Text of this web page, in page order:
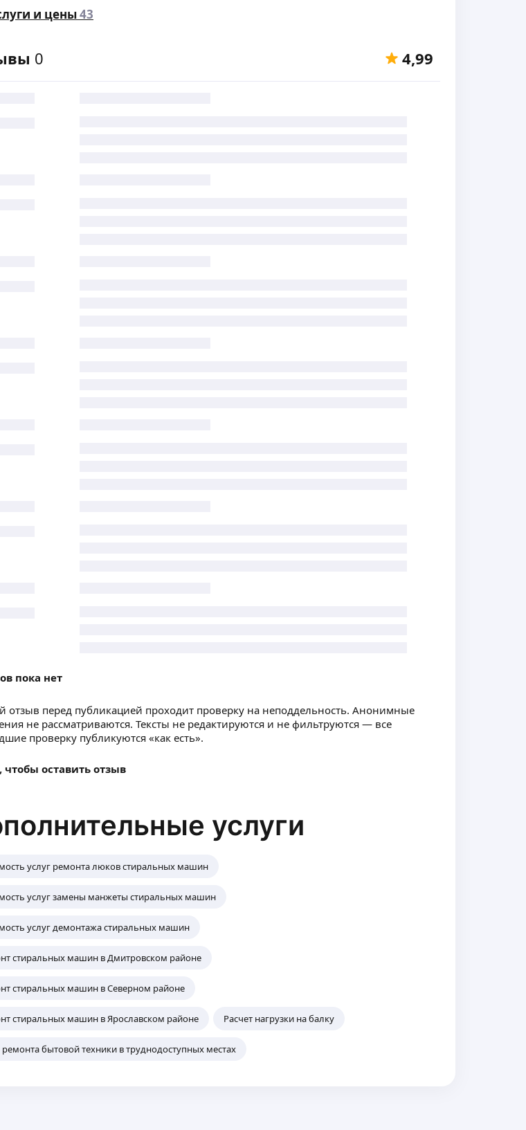
и цены43
0 4,99
пока нет
отзыв перед публикацией проходит проверку на неподдельность. Анонимные
не рассматриваются. Тексты не редактируются и не фильтруются — все
проверку публикуются «как есть».
чтобы оставить отзыв
услуги
услуг ремонта люков стиральных машин
услуг замены манжеты стиральных машин
услуг демонтажа стиральных машин
стиральных машин в Дмитровском районе
стиральных машин в Северном районе
стиральных машин в Ярославском районе Расчет нагрузки на балку
бытовой техники в труднодоступных местах